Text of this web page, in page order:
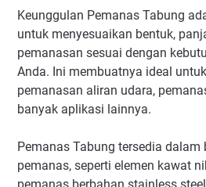
Keunggulan Pemanas Tabung
untuk menyesuaikan bentuk,
pemanasan sesuai dengan
Anda. Ini membuatnya ideal
pemanasan aliran udara,
banyak aplikasi lainnya.
Pemanas Tabung tersedia dalam
pemanas, seperti elemen kawat